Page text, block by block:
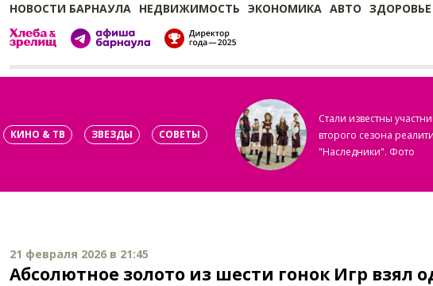
НОВОСТИ БАРНАУЛА НЕДВИЖИМОСТЬ ЭКОНОМИКА АВТО ЗДОРОВЬЕ
КИНО & ТВ ЗВЕЗДЫ СОВЕТЫ
Стали известны
второго сезона
"Наследники". Фото
21 февраля 2026 в 21:45
Абсолютное золото из шести гонок Игр взял